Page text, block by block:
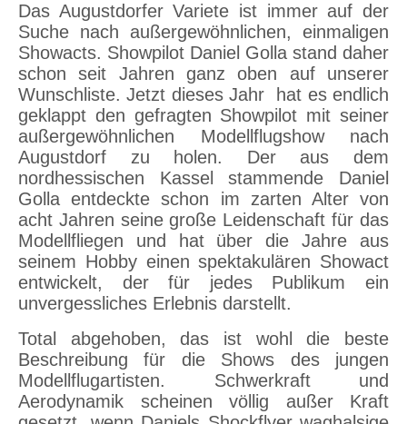
Das Augustdorfer Variete ist immer auf der
Suche nach außergewöhnlichen, einmaligen
Showacts. Showpilot Daniel Golla stand daher
schon seit Jahren ganz oben auf unserer
Wunschliste. Jetzt dieses Jahr hat es endlich
geklappt den gefragten Showpilot mit seiner
außergewöhnlichen Modellflugshow nach
Augustdorf zu holen. Der aus dem
nordhessischen Kassel stammende Daniel
Golla entdeckte schon im zarten Alter von
acht Jahren seine große Leidenschaft für das
Modellfliegen und hat über die Jahre aus
seinem Hobby einen spektakulären Showact
entwickelt, der für jedes Publikum ein
unvergessliches Erlebnis darstellt.
Total abgehoben, das ist wohl die beste
Beschreibung für die Shows des jungen
Modellflugartisten. Schwerkraft und
Aerodynamik scheinen völlig außer Kraft